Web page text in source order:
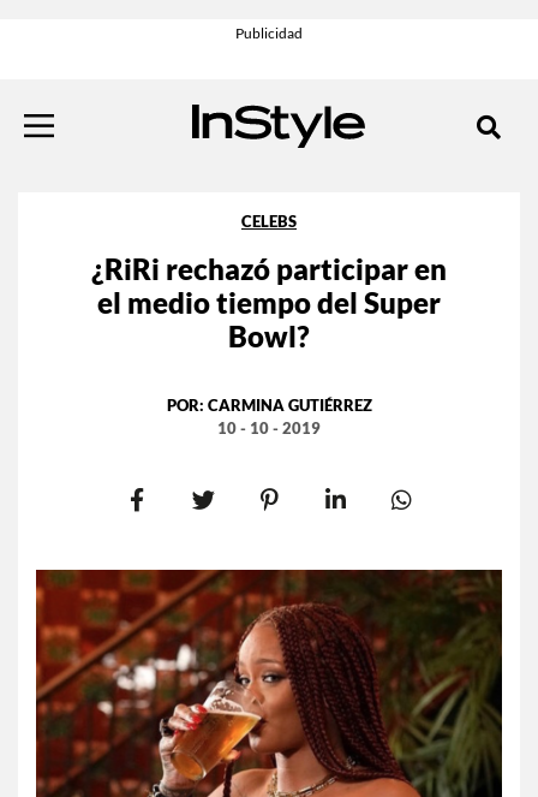
CELEBS
¿RiRi rechazó participar en
el medio tiempo del Super
Bowl?
POR: CARMINA GUTIÉRREZ
10 - 10 - 2019